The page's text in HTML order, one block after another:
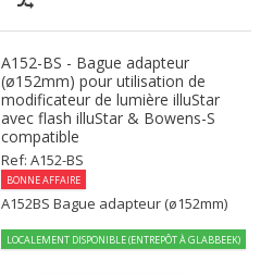
A152-BS - Bague adapteur
(ø152mm) pour utilisation de
modificateur de lumière illuStar
avec flash illuStar & Bowens-S
compatible
Ref: A152-BS
BONNE AFFAIRE
A152BS Bague adapteur (ø152mm)
LOCALEMENT DISPONIBLE (ENTREPÔT À GLABBEEK)